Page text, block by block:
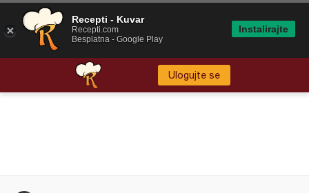
Ulogujte se
Recepti - Kuvar
Recepti.com
Besplatna - Google Play
Instalirajte